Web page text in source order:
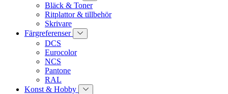
Bläck & Toner
Ritplattor & tillbehör
Skrivare
Färgreferenser
DCS
Eurocolor
NCS
Pantone
RAL
Konst & Hobby